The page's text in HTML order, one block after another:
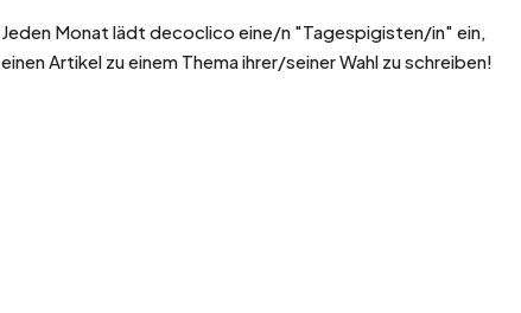
Jeden Monat lädt decoclico eine/n "Tagespigisten/in" ein,
einen Artikel zu einem Thema ihrer/seiner Wahl zu schreiben!